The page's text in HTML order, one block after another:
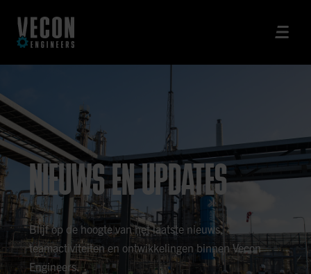
NIEUWS EN UPDATES
Blijf op de hoogte van het laatste nieuws,
teamactiviteiten en ontwikkelingen binnen Vecon
Engineers.